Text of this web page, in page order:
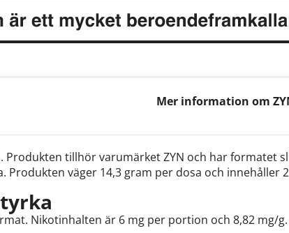
Mer information om
Produkten tillhör varumärket ZYN och har formatet
väger 14,3 gram per dosa och innehåller
Nikotinhalten är 6 mg per portion och 8,82 mg/